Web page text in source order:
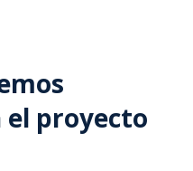
el proyecto